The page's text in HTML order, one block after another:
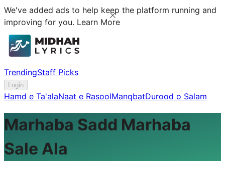
We've added ads to help keep the platform running and
improving for you. Learn More
TrendingStaff Picks
Login
Hamd e Ta'alaNaat e RasoolManqbatDurood o Salam
Marhaba Sadd Marhaba
Sale Ala